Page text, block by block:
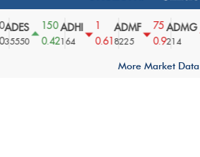
150
0.42
ADHI
164
0.61
ADMF
8225
75
0.9
ADMG
214
More Market Data